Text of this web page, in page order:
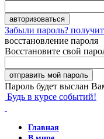
Забыли пароль?
восстановление пароля
Восстановите свой
Пароль будет выслан
Будь в курсе событий!
Главная